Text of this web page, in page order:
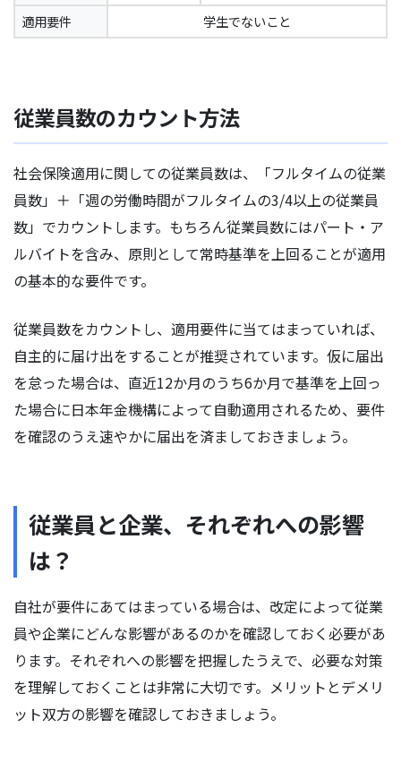
適用要件 学生でないこと
従業員数のカウント方法
社会保険適用に関しての従業員数は、「フルタイムの従業
員数」＋「週の労働時間がフルタイムの3/4以上の従業員
数」でカウントします。もちろん従業員数にはパート・ア
ルバイトを含み、原則として常時基準を上回ることが適用
の基本的な要件です。
従業員数をカウントし、適用要件に当てはまっていれば、
自主的に届け出をすることが推奨されています。仮に届出
を怠った場合は、直近12か月のうち6か月で基準を上回っ
た場合に日本年金機構によって自動適用されるため、要件
を確認のうえ速やかに届出を済ましておきましょう。
従業員と企業、それぞれへの影響
は？
自社が要件にあてはまっている場合は、改定によって従業
員や企業にどんな影響があるのかを確認しておく必要があ
ります。それぞれへの影響を把握したうえで、必要な対策
を理解しておくことは非常に大切です。メリットとデメリ
ット双方の影響を確認しておきましょう。